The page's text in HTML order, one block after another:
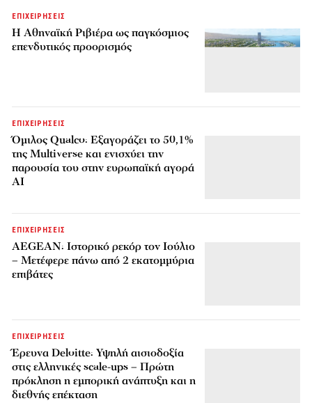
ΕΠΙΧΕΙΡΗΣΕΙΣ
Η Αθηναϊκή Ριβιέρα ως παγκόσμιος
επενδυτικός προορισμός
ΕΠΙΧΕΙΡΗΣΕΙΣ
Όμιλος Qualco: Εξαγοράζει το 50,1%
της Multiverse και ενισχύει την
παρουσία του στην ευρωπαϊκή αγορά
AI
ΕΠΙΧΕΙΡΗΣΕΙΣ
AEGEAN: Ιστορικό ρεκόρ τον Ιούλιο
– Μετέφερε πάνω από 2 εκατομμύρια
επιβάτες
ΕΠΙΧΕΙΡΗΣΕΙΣ
Έρευνα Deloitte: Υψηλή αισιοδοξία
στις ελληνικές scale-ups – Πρώτη
πρόκληση η εμπορική ανάπτυξη και η
διεθνής επέκταση